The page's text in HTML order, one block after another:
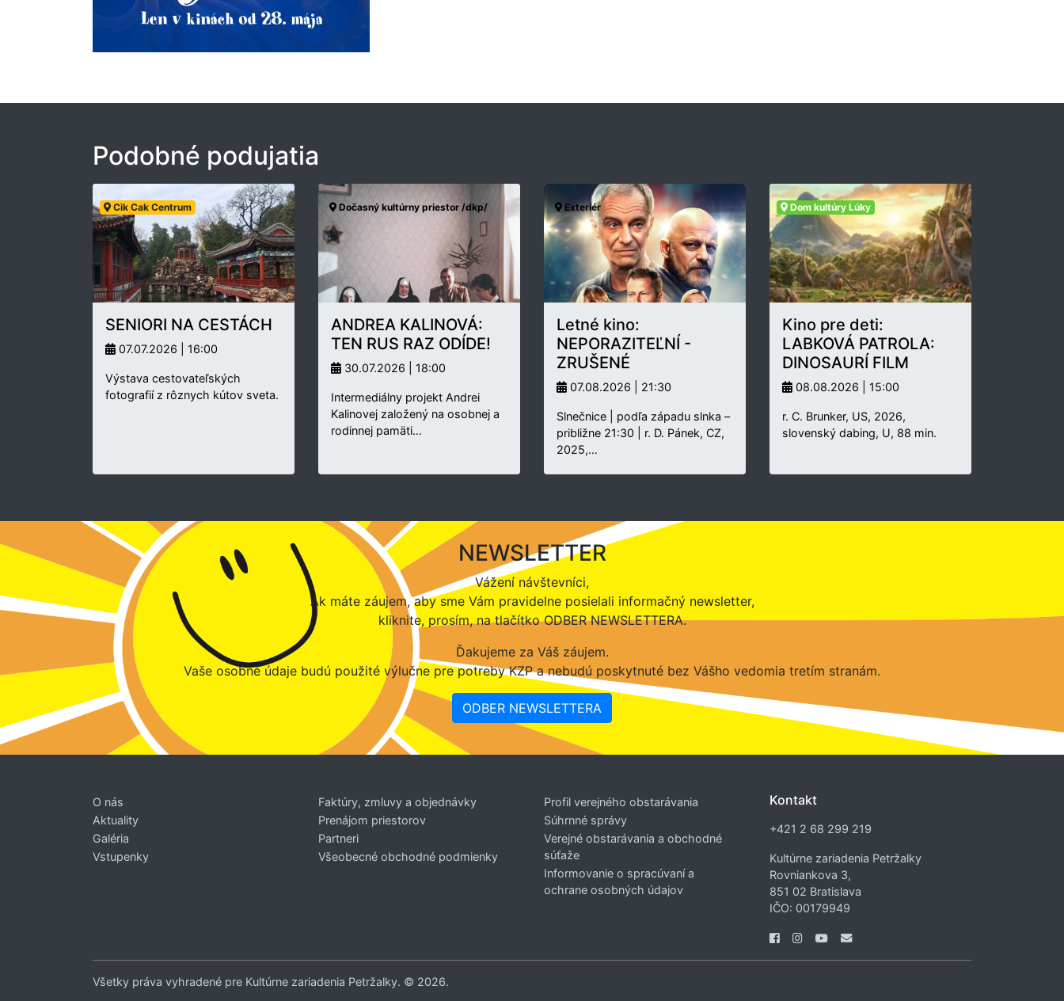
Podobné podujatia
Cik Cak Centrum
SENIORI NA CESTÁCH
07.07.2026 | 16:00
Výstava cestovateľských
fotografií z rôznych kútov sveta.
Dočasný kultúrny priestor /dkp/
ANDREA KALINOVÁ:
TEN RUS RAZ ODÍDE!
30.07.2026 | 18:00
Intermediálny projekt Andrei
Kalinovej založený na osobnej a
rodinnej pamäti…
Exteriér
Letné kino:
NEPORAZITEĽNÍ -
ZRUŠENÉ
07.08.2026 | 21:30
Slnečnice | podľa západu slnka –
približne 21:30 | r. D. Pánek, CZ,
2025,…
Dom kultúry Lúky
Kino pre deti:
LABKOVÁ PATROLA:
DINOSAURÍ FILM
08.08.2026 | 15:00
r. C. Brunker, US, 2026,
slovenský dabing, U, 88 min.
NEWSLETTER
Vážení návštevníci,
Ak máte záujem, aby sme Vám pravidelne posielali informačný newsletter,
kliknite, prosím, na tlačítko ODBER NEWSLETTERA.
Ďakujeme za Váš záujem.
Vaše osobné údaje budú použité výlučne pre potreby KZP a nebudú poskytnuté bez Vášho vedomia tretím stranám.
ODBER NEWSLETTERA
O nás
Aktuality
Galéria
Vstupenky
Faktúry, zmluvy a objednávky
Prenájom priestorov
Partneri
Všeobecné obchodné podmienky
Profil verejného obstarávania
Súhrnné správy
Verejné obstarávania a obchodné
súťaže
Informovanie o spracúvaní a
ochrane osobných údajov
Kontakt
+421 2 68 299 219
Kultúrne zariadenia Petržalky
Rovniankova 3,
851 02 Bratislava
IČO: 00179949
Všetky práva vyhradené pre Kultúrne zariadenia Petržalky. © 2026.